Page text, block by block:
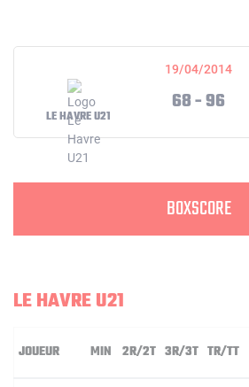
19/04/2014
LE HAVRE U21
68 - 96
BOXSCORE
LE HAVRE U21
JOUEUR MIN 2R/2T 3R/3T TR/TT